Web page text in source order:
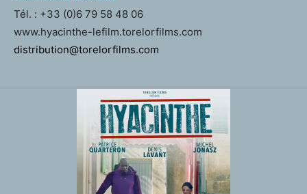
Tél. : +33 (0)6 79 58 48 06
www.hyacinthe-lefilm.torelorfilms.com
distribution@torelorfilms.com